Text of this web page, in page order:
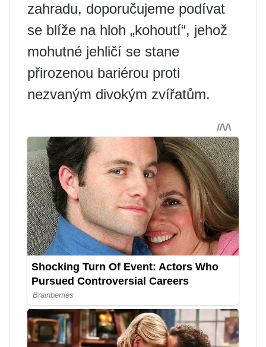
zahradu, doporučujeme podívat
se blíže na hloh „kohoutí“, jehož
mohutné jehličí se stane
přirozenou bariérou proti
nezvaným divokým zvířatům.